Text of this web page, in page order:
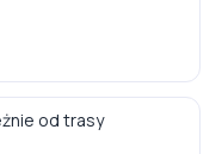
od trasy